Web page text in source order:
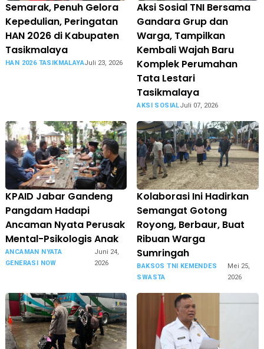
Semarak, Penuh Gelora
Kepedulian, Peringatan
HAN 2026 di Kabupaten
Tasikmalaya
HAN 2026 TASIKMALAYAJuli 23, 2026
Aksi Sosial TNI Bersama
Gandara Grup dan
Warga, Tampilkan
Kembali Wajah Baru
Komplek Perumahan
Tata Lestari
Tasikmalaya
AKSI SOSIALJuli 07, 2026
KPAID Jabar Gandeng
Pangdam Hadapi
Ancaman Nyata Perusak
Mental-Psikologis Anak
ANCAMAN NYATA
GENERASI NOW
Juni 24,
2026
Kolaborasi Ini Hadirkan
Semangat Gotong
Royong, Berbaur, Buat
Ribuan Warga
Sumringah
BAKSOS TNI KEMENDES
SWASTA
Mei 25,
2026